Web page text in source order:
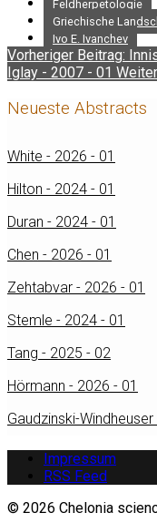
Feldherpetologie
Griechische
Ivo E. Ivanchev
Vorheriger Beitrag:
Iglay - 2007 - 01 Weiter
Neueste Abstracts
White - 2026 - 01
Hilton - 2024 - 01
Duran - 2024 - 01
Chen - 2026 - 01
Zehtabvar - 2026 - 01
Stemle - 2024 - 01
Tang - 2025 - 02
Hörmann - 2026 - 01
Gaudzinski-Windheuser
Impressum
RSS Feed
© 2026 Chelonia